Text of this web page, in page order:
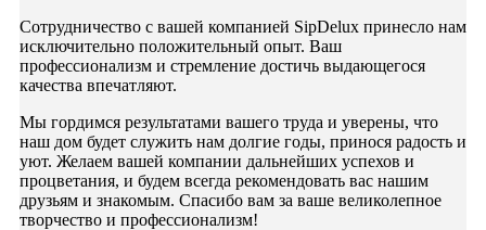
Сотрудничество с вашей компанией SipDelux принесло нам
исключительно положительный опыт. Ваш
профессионализм и стремление достичь выдающегося
качества впечатляют.
Мы гордимся результатами вашего труда и уверены, что
наш дом будет служить нам долгие годы, принося радость и
уют. Желаем вашей компании дальнейших успехов и
процветания, и будем всегда рекомендовать вас нашим
друзьям и знакомым. Спасибо вам за ваше великолепное
творчество и профессионализм!